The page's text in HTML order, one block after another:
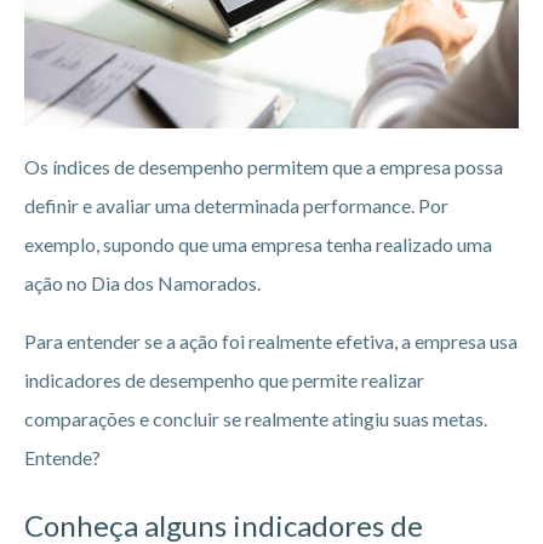
Os índices de desempenho permitem que a empresa possa
definir e avaliar uma determinada performance. Por
exemplo, supondo que uma empresa tenha realizado uma
ação no Dia dos Namorados.
Para entender se a ação foi realmente efetiva, a empresa usa
indicadores de desempenho que permite realizar
comparações e concluir se realmente atingiu suas metas.
Entende?
Conheça alguns indicadores de